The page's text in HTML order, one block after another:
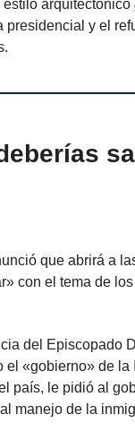
arquitectónico
presidencial y el
que abrirá a
con el tema de
del Episcopado
el «gobierno» de la
país, le pidió al
manejo de la